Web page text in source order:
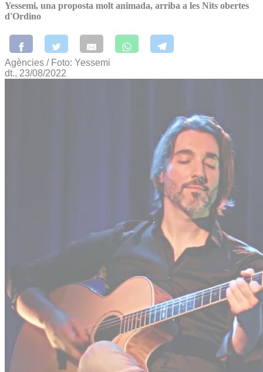
Yessemi, una proposta molt animada, arriba a les Nits obertes
d'Ordino
Agències / Foto: Yessemi
dt., 23/08/2022